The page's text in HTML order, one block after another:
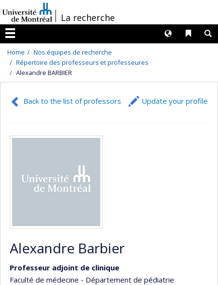
au
contenu
/La recherche
Menu
Liens
Langues
Home
Nos équipes de recherche
Répertoire des professeurs et professeures
Alexandre BARBIER
Back to the list of professors Update your profile
Alexandre Barbier
Professeur adjoint de clinique
Faculté de médecine - Département de pédiatrie